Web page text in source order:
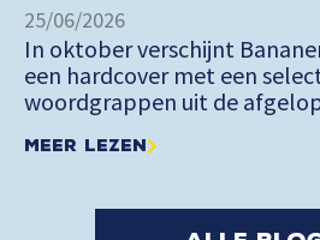
25/06/2026
In oktober verschijnt
een hardcover met een
woordgrappen uit de
Meer lezen